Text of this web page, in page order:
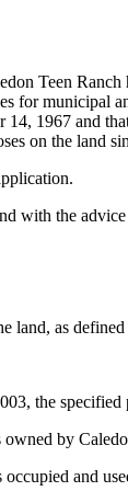
Teen
for municipal
14, 1967 and
on the land
with the
land, as
the
by
and